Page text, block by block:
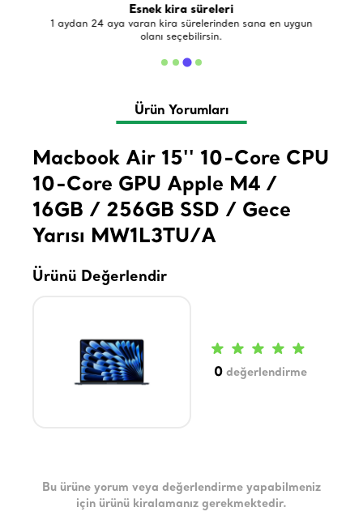
Esnek kira süreleri
1 aydan 24 aya varan kira sürelerinden sana en uygun
olanı seçebilirsin.
Ürün Yorumları
Macbook Air 15'' 10-Core CPU
10-Core GPU Apple M4 /
16GB / 256GB SSD / Gece
Yarısı MW1L3TU/A
Ürünü Değerlendir
0 değerlendirme
Bu ürüne yorum veya değerlendirme yapabilmeniz
için ürünü kiralamanız gerekmektedir.